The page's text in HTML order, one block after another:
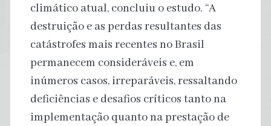
climático atual, concluiu o estudo. “A
destruição e as perdas resultantes das
catástrofes mais recentes no Brasil
permanecem consideráveis e, em
inúmeros casos, irreparáveis, ressaltando
deficiências e desafios críticos tanto na
implementação quanto na prestação de